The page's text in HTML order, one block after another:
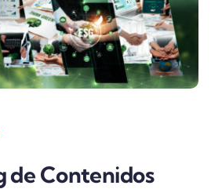
de Contenidos